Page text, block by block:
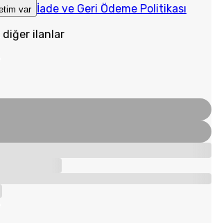
var İade ve Geri Ödeme Politikası
diğer ilanlar